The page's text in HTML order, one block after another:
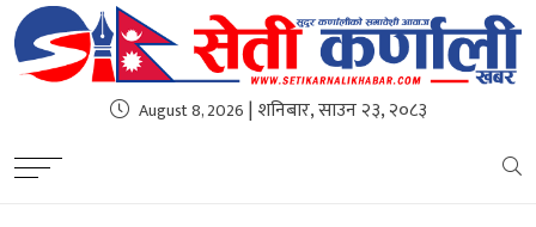
August 8, 2026 | शनिबार, साउन २३, २०८३